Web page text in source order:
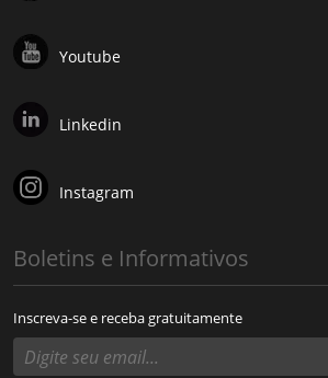
Youtube
Linkedin
Instagram
Boletins e Informativos
Inscreva-se e receba gratuitamente